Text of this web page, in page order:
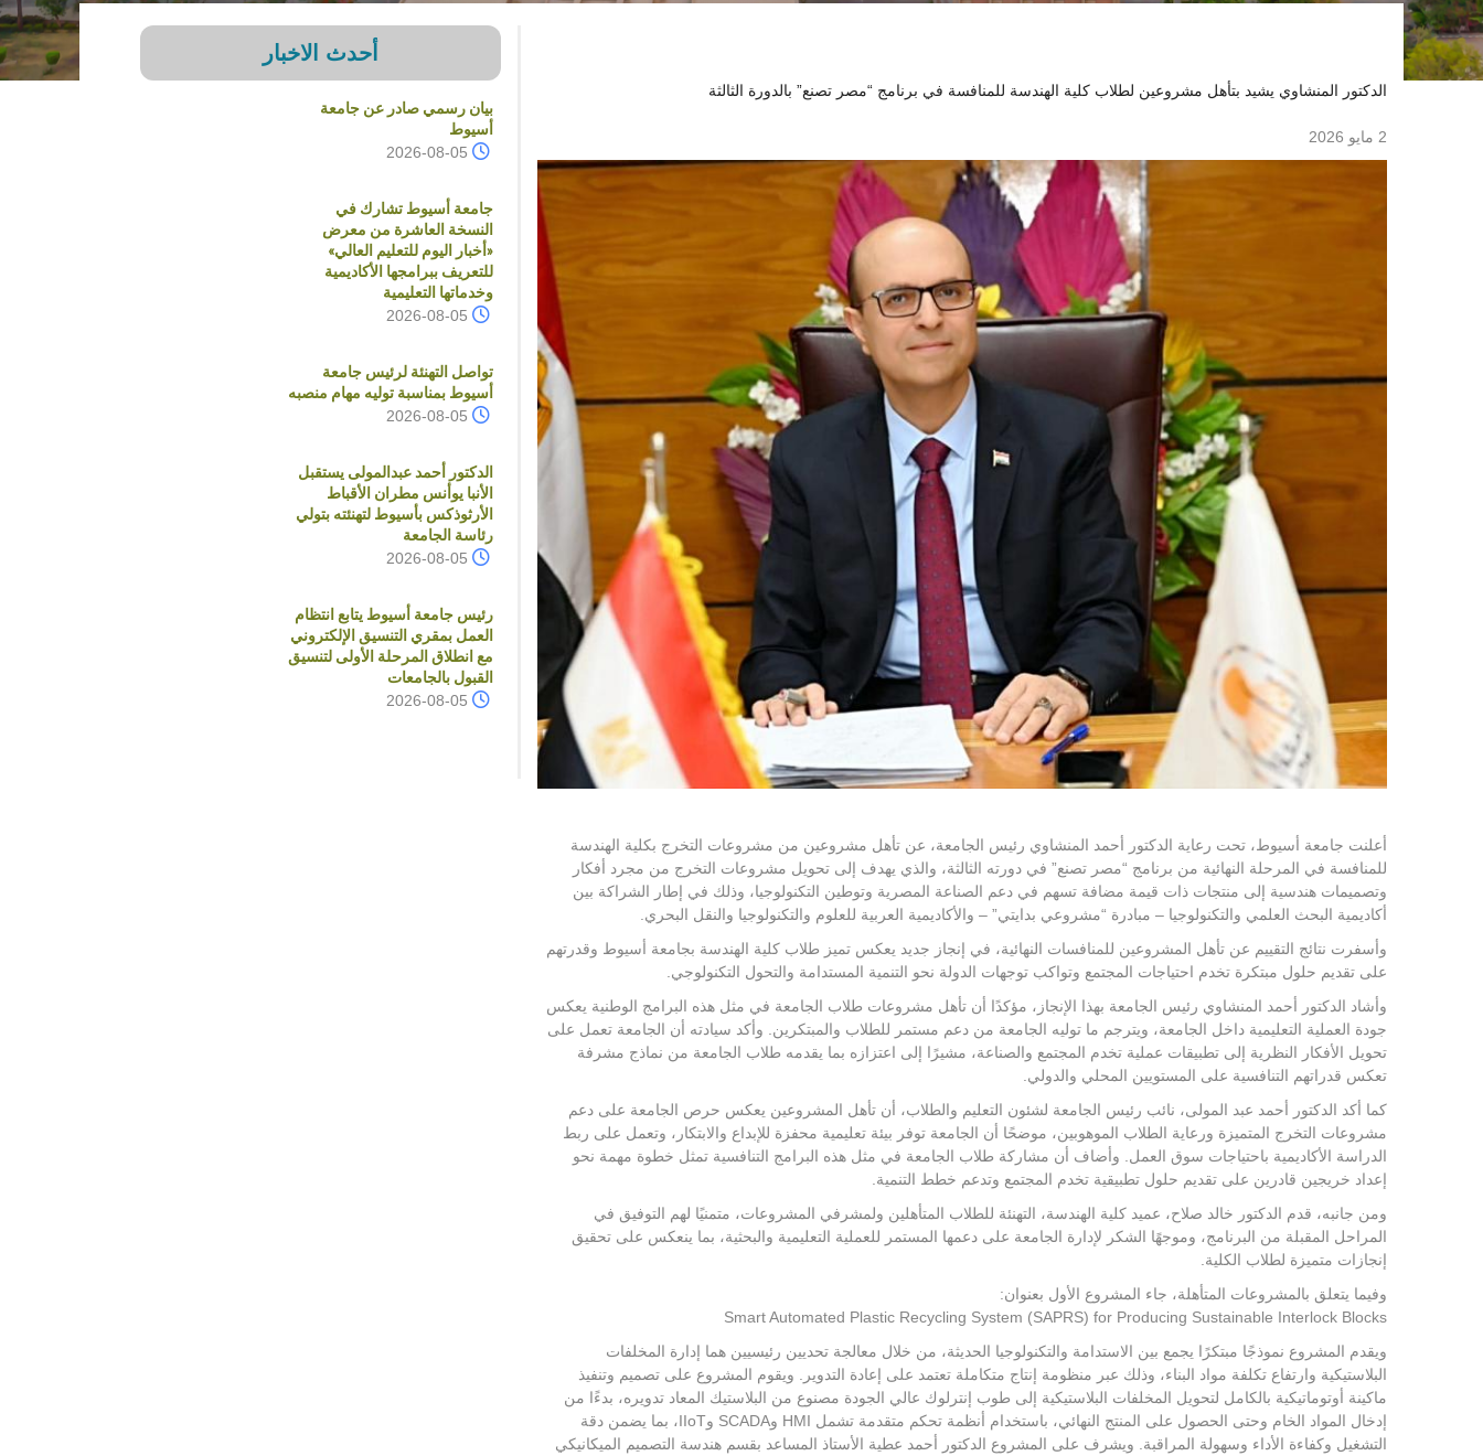
الدكتور المنشاوي يشيد بتأهل مشروعين لطلاب كلية الهندسة للمنافسة في برنامج “مصر تصنع” بالدورة الثالثة
2 مايو 2026
أعلنت جامعة أسيوط، تحت رعاية الدكتور أحمد المنشاوي رئيس الجامعة، عن تأهل مشروعين من مشروعات التخرج بكلية الهندسة
للمنافسة في المرحلة النهائية من برنامج “مصر تصنع” في دورته الثالثة، والذي يهدف إلى تحويل مشروعات التخرج من مجرد أفكار
وتصميمات هندسية إلى منتجات ذات قيمة مضافة تسهم في دعم الصناعة المصرية وتوطين التكنولوجيا، وذلك في إطار الشراكة بين
أكاديمية البحث العلمي والتكنولوجيا – مبادرة “مشروعي بدايتي” – والأكاديمية العربية للعلوم والتكنولوجيا والنقل البحري.
وأسفرت نتائج التقييم عن تأهل المشروعين للمنافسات النهائية، في إنجاز جديد يعكس تميز طلاب كلية الهندسة بجامعة أسيوط وقدرتهم
على تقديم حلول مبتكرة تخدم احتياجات المجتمع وتواكب توجهات الدولة نحو التنمية المستدامة والتحول التكنولوجي.
وأشاد الدكتور أحمد المنشاوي رئيس الجامعة بهذا الإنجاز، مؤكدًا أن تأهل مشروعات طلاب الجامعة في مثل هذه البرامج الوطنية يعكس
جودة العملية التعليمية داخل الجامعة، ويترجم ما توليه الجامعة من دعم مستمر للطلاب والمبتكرين. وأكد سيادته أن الجامعة تعمل على
تحويل الأفكار النظرية إلى تطبيقات عملية تخدم المجتمع والصناعة، مشيرًا إلى اعتزازه بما يقدمه طلاب الجامعة من نماذج مشرفة
تعكس قدراتهم التنافسية على المستويين المحلي والدولي.
كما أكد الدكتور أحمد عبد المولى، نائب رئيس الجامعة لشئون التعليم والطلاب، أن تأهل المشروعين يعكس حرص الجامعة على دعم
مشروعات التخرج المتميزة ورعاية الطلاب الموهوبين، موضحًا أن الجامعة توفر بيئة تعليمية محفزة للإبداع والابتكار، وتعمل على ربط
الدراسة الأكاديمية باحتياجات سوق العمل. وأضاف أن مشاركة طلاب الجامعة في مثل هذه البرامج التنافسية تمثل خطوة مهمة نحو
إعداد خريجين قادرين على تقديم حلول تطبيقية تخدم المجتمع وتدعم خطط التنمية.
ومن جانبه، قدم الدكتور خالد صلاح، عميد كلية الهندسة، التهنئة للطلاب المتأهلين ولمشرفي المشروعات، متمنيًا لهم التوفيق في
المراحل المقبلة من البرنامج، وموجهًا الشكر لإدارة الجامعة على دعمها المستمر للعملية التعليمية والبحثية، بما ينعكس على تحقيق
إنجازات متميزة لطلاب الكلية.
وفيما يتعلق بالمشروعات المتأهلة، جاء المشروع الأول بعنوان:
Smart Automated Plastic Recycling System (SAPRS) for Producing Sustainable Interlock Blocks
ويقدم المشروع نموذجًا مبتكرًا يجمع بين الاستدامة والتكنولوجيا الحديثة، من خلال معالجة تحديين رئيسيين هما إدارة المخلفات
البلاستيكية وارتفاع تكلفة مواد البناء، وذلك عبر منظومة إنتاج متكاملة تعتمد على إعادة التدوير. ويقوم المشروع على تصميم وتنفيذ
ماكينة أوتوماتيكية بالكامل لتحويل المخلفات البلاستيكية إلى طوب إنترلوك عالي الجودة مصنوع من البلاستيك المعاد تدويره، بدءًا من
إدخال المواد الخام وحتى الحصول على المنتج النهائي، باستخدام أنظمة تحكم متقدمة تشمل HMI وSCADA وIIoT، بما يضمن دقة
التشغيل وكفاءة الأداء وسهولة المراقبة. ويشرف على المشروع الدكتور أحمد عطية الأستاذ المساعد بقسم هندسة التصميم الميكانيكي
أحدث الاخبار
بيان رسمي صادر عن جامعة
أسيوط
2026-08-05
جامعة أسيوط تشارك في
النسخة العاشرة من معرض
«أخبار اليوم للتعليم العالي»
للتعريف ببرامجها الأكاديمية
وخدماتها التعليمية
2026-08-05
تواصل التهنئة لرئيس جامعة
أسيوط بمناسبة توليه مهام منصبه
2026-08-05
الدكتور أحمد عبدالمولى يستقبل
الأنبا يوأنس مطران الأقباط
الأرثوذكس بأسيوط لتهنئته بتولي
رئاسة الجامعة
2026-08-05
رئيس جامعة أسيوط يتابع انتظام
العمل بمقري التنسيق الإلكتروني
مع انطلاق المرحلة الأولى لتنسيق
القبول بالجامعات
2026-08-05